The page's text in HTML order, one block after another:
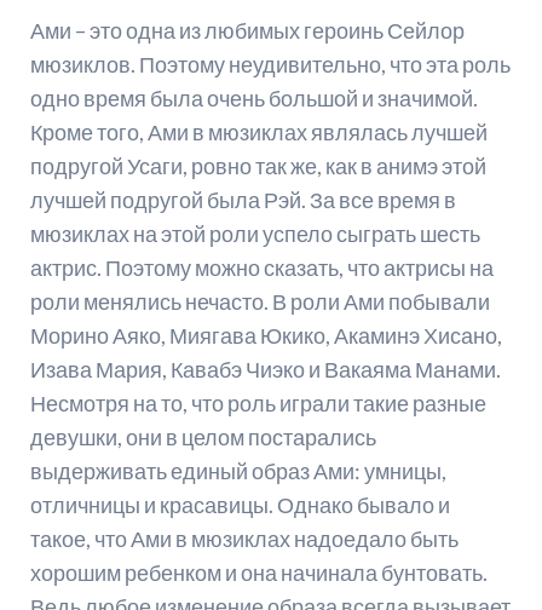
Ами – это одна из любимых героинь Сейлор
мюзиклов. Поэтому неудивительно, что эта роль
одно время была очень большой и значимой.
Кроме того, Ами в мюзиклах являлась лучшей
подругой Усаги, ровно так же, как в анимэ этой
лучшей подругой была Рэй. За все время в
мюзиклах на этой роли успело сыграть шесть
актрис. Поэтому можно сказать, что актрисы на
роли менялись нечасто. В роли Ами побывали
Морино Аяко, Миягава Юкико, Акаминэ Хисано,
Изава Мария, Кавабэ Чиэко и Вакаяма Манами.
Несмотря на то, что роль играли такие разные
девушки, они в целом постарались
выдерживать единый образ Ами: умницы,
отличницы и красавицы. Однако бывало и
такое, что Ами в мюзиклах надоедало быть
хорошим ребенком и она начинала бунтовать.